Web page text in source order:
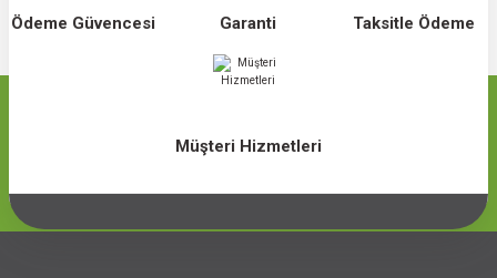
Ödeme Güvencesi Garanti Taksitle Ödeme
Müşteri Hizmetleri